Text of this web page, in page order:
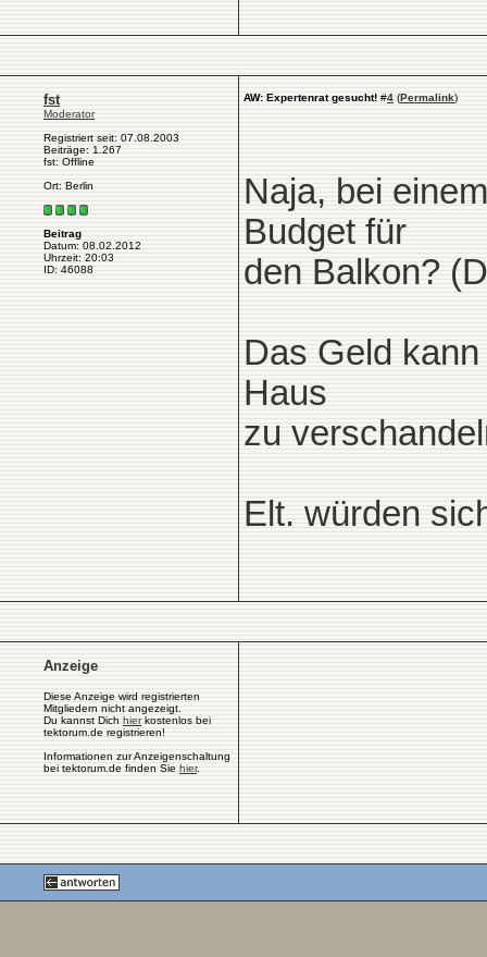
fst
Moderator
Registriert seit: 07.08.2003
Beiträge: 1.267
fst: Offline
Ort: Berlin
Beitrag
Datum: 08.02.2012
Uhrzeit: 20:03
ID: 46088
AW: Expertenrat gesucht! #4 (Permalink)
Naja, bei
Budget für
den Balkon?
Das Geld
Haus
zu
Elt. würden
Anzeige
Diese Anzeige wird registrierten
Mitgliedern nicht angezeigt.
Du kannst Dich hierkostenlos bei
tektorum.de registrieren!
Informationen zur Anzeigenschaltung
bei tektorum.de finden Sie hier.